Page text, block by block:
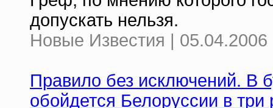
допускать нельзя.
Новые Известия | 05.04.2006
Правило без исключений. В
обойдется Белоруссии в три